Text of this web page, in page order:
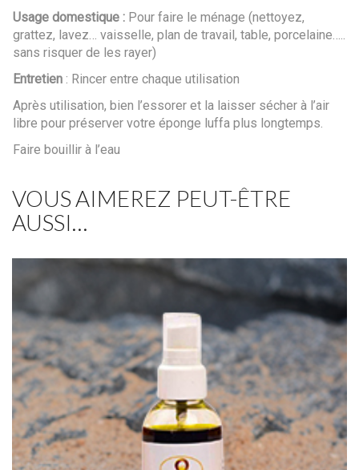
Usage domestique : Pour faire le ménage (nettoyez,
grattez, lavez… vaisselle, plan de travail, table, porcelaine…..
sans risquer de les rayer)
Entretien : Rincer entre chaque utilisation
Après utilisation, bien l’essorer et la laisser sécher à l’air
libre pour préserver votre éponge luffa plus longtemps.
Faire bouillir à l’eau
VOUS AIMEREZ PEUT-ÊTRE
AUSSI…